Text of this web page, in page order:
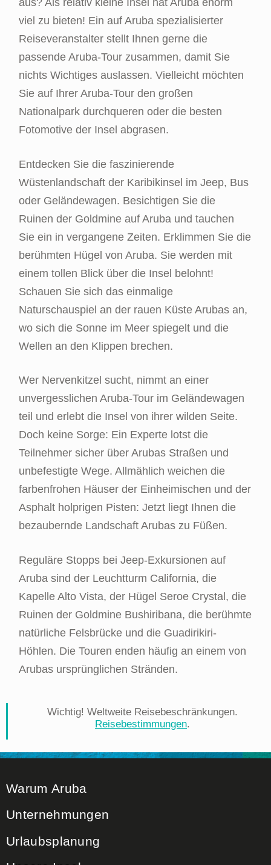
aus? Als relativ kleine Insel hat Aruba enorm
viel zu bieten! Ein auf Aruba spezialisierter
Reiseveranstalter stellt Ihnen gerne die
passende Aruba-Tour zusammen, damit Sie
nichts Wichtiges auslassen. Vielleicht möchten
Sie auf Ihrer Aruba-Tour den großen
Nationalpark durchqueren oder die besten
Fotomotive der Insel abgrasen.
Entdecken Sie die faszinierende
Wüstenlandschaft der Karibikinsel im Jeep, Bus
oder Geländewagen. Besichtigen Sie die
Ruinen der Goldmine auf Aruba und tauchen
Sie ein in vergangene Zeiten. Erklimmen Sie die
berühmten Hügel von Aruba. Sie werden mit
einem tollen Blick über die Insel belohnt!
Schauen Sie sich das einmalige
Naturschauspiel an der rauen Küste Arubas an,
wo sich die Sonne im Meer spiegelt und die
Wellen an den Klippen brechen.
Wer Nervenkitzel sucht, nimmt an einer
unvergesslichen Aruba-Tour im Geländewagen
teil und erlebt die Insel von ihrer wilden Seite.
Doch keine Sorge: Ein Experte lotst die
Teilnehmer sicher über Arubas Straßen und
unbefestigte Wege. Allmählich weichen die
farbenfrohen Häuser der Einheimischen und der
Asphalt holprigen Pisten: Jetzt liegt Ihnen die
bezaubernde Landschaft Arubas zu Füßen.
Reguläre Stopps bei Jeep-Exkursionen auf
Aruba sind der Leuchtturm California, die
Kapelle Alto Vista, der Hügel Seroe Crystal, die
Ruinen der Goldmine Bushiribana, die berühmte
natürliche Felsbrücke und die Guadirikiri-
Höhlen. Die Touren enden häufig an einem von
Arubas ursprünglichen Stränden.
Wichtig! Weltweite Reisebeschränkungen.
Reisebestimmungen.
Warum Aruba
Unternehmungen
Urlaubsplanung